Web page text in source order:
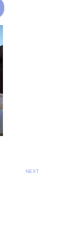
NEXT